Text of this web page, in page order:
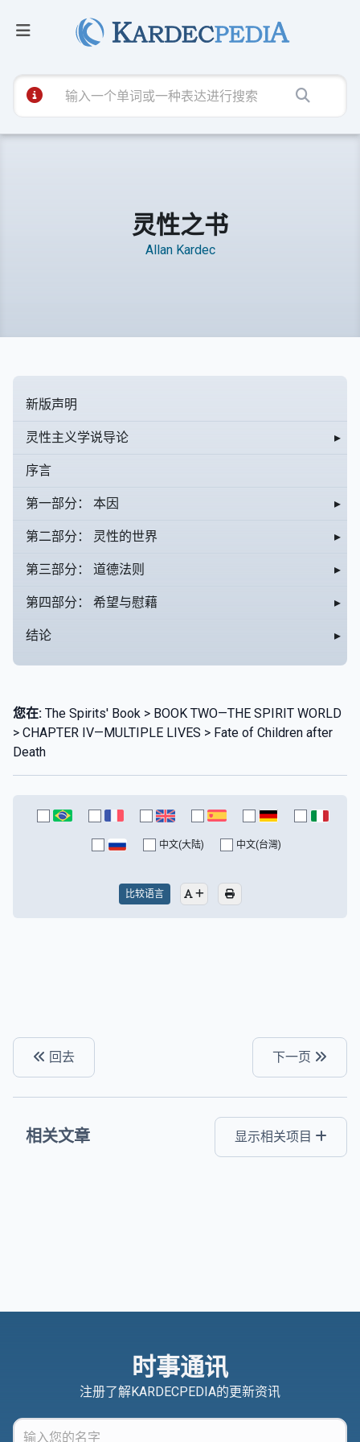
灵性之书
Allan Kardec
新版声明
灵性主义学说导论 ▸
序言
第一部分： 本因 ▸
第二部分： 灵性的世界 ▸
第三部分： 道德法则 ▸
第四部分： 希望与慰藉 ▸
结论 ▸
您在: The Spirits' Book > BOOK TWO—THE SPIRIT WORLD
> CHAPTER IV—MULTIPLE LIVES > Fate of Children after
Death
中文(大陆) 中文(台灣)
比较语言
回去 下一页
相关文章 显示相关项目
时事通讯
注册了解KARDECPEDIA的更新资讯